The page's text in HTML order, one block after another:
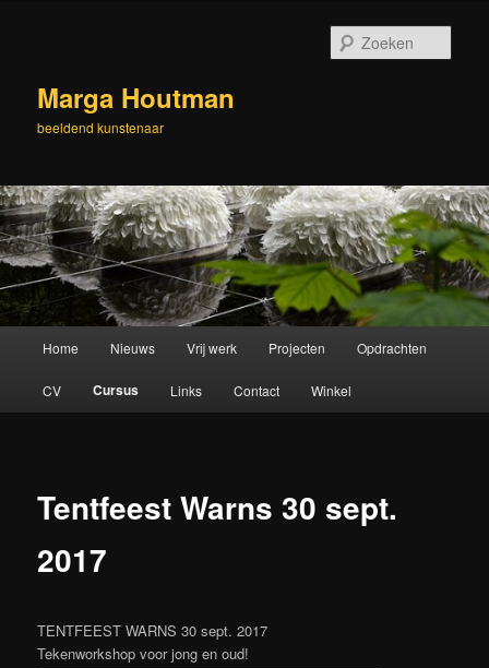
inhoudMarga Houtman
beeldend kunstenaar
Home Nieuws Vrij werk Projecten Opdrachten
CV Cursus Links Contact Winkel
Tentfeest Warns 30 sept.
2017
TENTFEEST WARNS 30 sept. 2017
Tekenworkshop voor jong en oud!